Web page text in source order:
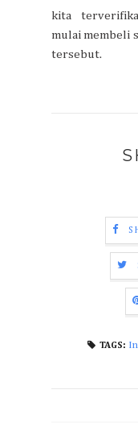
kita
mulai membeli
tersebut.
TAGS: